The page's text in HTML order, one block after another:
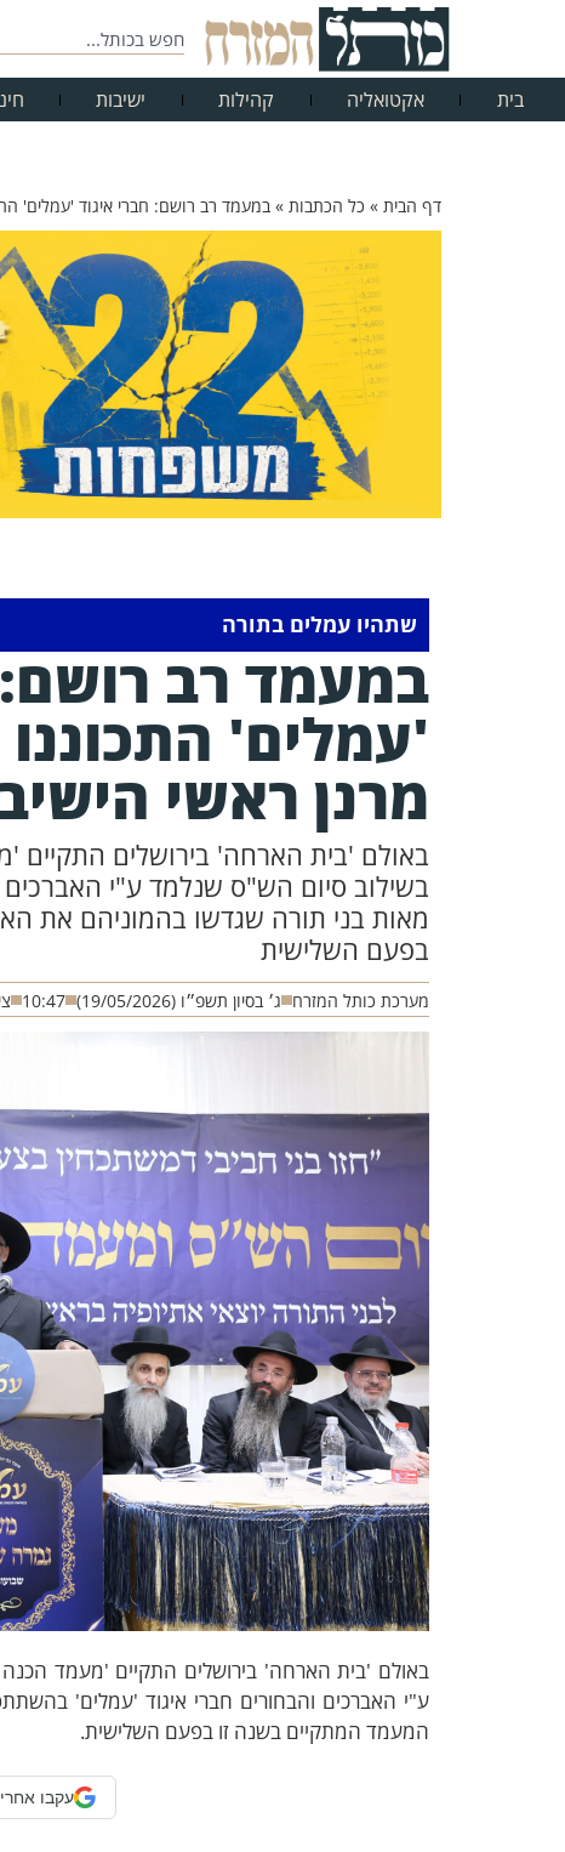
בית אקטואליה קהילות ישיבות
דף הבית » כל הכתבות » במעמד רב רושם: חברי איגוד 'עמלים'
שתהיו עמלים בתורה
במעמד רב רושם:
'עמלים'
מרנן ראשי
באולם 'בית הארחה' בירושלים
בשילוב סיום הש"ס שנלמד ע"י
מאות בני תורה שגדשו בהמוניהם את
בפעם השלישית
מערכת כותל המזרח ג׳ בסיון תשפ״ו (19/05/2026) 10:47
באולם 'בית הארחה' בירושלים התקיים 'מעמד
ע"י האברכים והבחורים חברי איגוד 'עמלים'
המעמד המתקיים בשנה זו בפעם השלישית.
עקבו